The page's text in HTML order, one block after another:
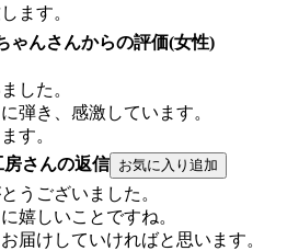
ます。
ゃんさんからの評価(女性)
した。
弾き、感激しています。
す。
房さんの返信
うございました。
嬉しいことですね。
届けしていければと思います。